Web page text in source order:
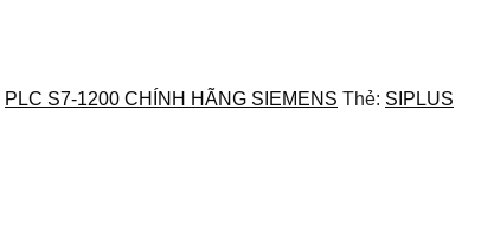
PLC S7-1200 CHÍNH HÃNG SIEMENS Thẻ: SIPLUS